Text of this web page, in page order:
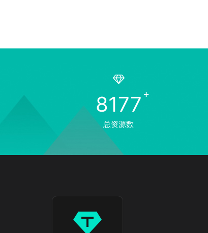
8177
总资源数